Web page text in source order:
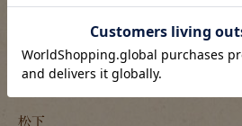
ップを付けられた方が、背負ったと
の作りにしたんだけど。今回もミド
すると思ってこの付け方にした。」
松下